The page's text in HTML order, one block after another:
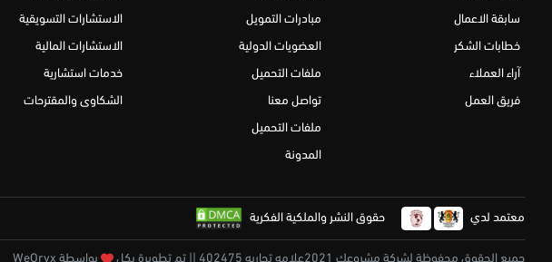
سابقة الاعمال
خطابات الشكر
آراء العملاء
فريق العمل
مبادرات التمويل
العضويات الدولية
ملفات التحميل
تواصل معنا
ملفات التحميل
المدونة
الاستشارات التسويقية
الاستشارات المالية
خدمات استشارية
الشكاوى والمقترحات
معتمد لدي حقوق النشر والملكية الفكرية
جميع الحقوق محفوظة لشركة مشروعك 2021علامه تجاريه 402475 || تم تطويرة بكل بواسطة WeOryx